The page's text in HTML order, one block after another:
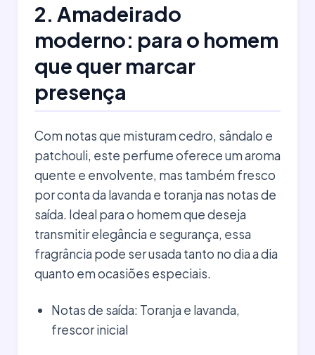
2. Amadeirado
moderno: para o homem
que quer marcar
presença
Com notas que misturam cedro, sândalo e
patchouli, este perfume oferece um aroma
quente e envolvente, mas também fresco
por conta da lavanda e toranja nas notas de
saída. Ideal para o homem que deseja
transmitir elegância e segurança, essa
fragrância pode ser usada tanto no dia a dia
quanto em ocasiões especiais.
Notas de saída: Toranja e lavanda,
frescor inicial